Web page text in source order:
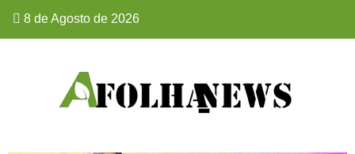
8 de Agosto de 2026